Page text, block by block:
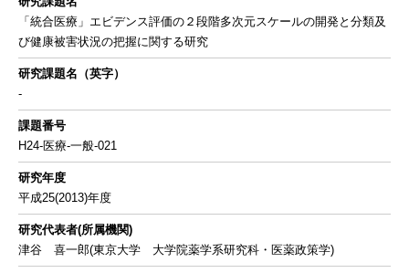
「統合医療」エビデンス評価の２段階多次元スケールの開発と分類及
び健康被害状況の把握に関する研究
研究課題名（英字）
-
課題番号
H24-医療-一般-021
研究年度
平成25(2013)年度
研究代表者(所属機関)
津谷 喜一郎(東京大学 大学院薬学系研究科・医薬政策学)